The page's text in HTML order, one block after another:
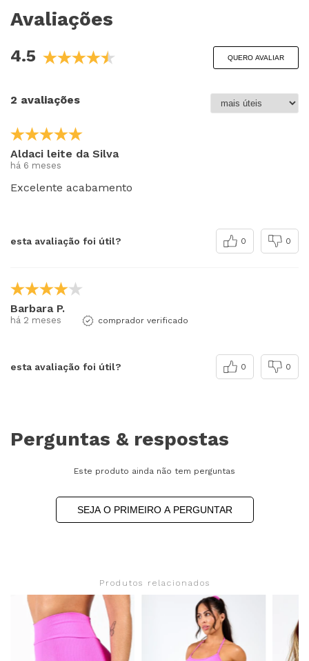
Avaliações
4.5 QUERO AVALIAR
2 avaliações
Aldaci leite da Silva
há 6 meses
Excelente acabamento
esta avaliação foi útil? 0 0
Barbara P.
há 2 meses comprador verificado
esta avaliação foi útil? 0 0
Perguntas & respostas
Este produto ainda não tem perguntas
SEJA O PRIMEIRO A PERGUNTAR
Produtos relacionados